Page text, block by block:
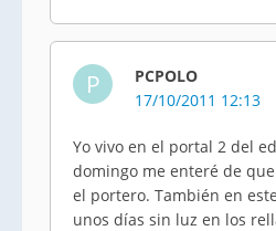
P
PCPOLO
17/10/2011 12:13
Yo vivo en el portal 2 del
domingo me enteré de
el portero. También en
unos días sin luz en los